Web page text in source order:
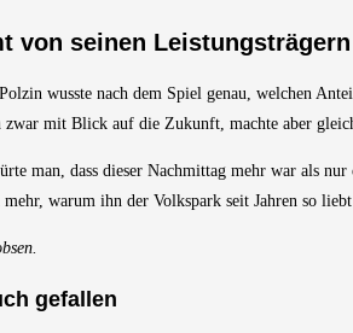
von seinen Leistungsträgern
wusste nach dem Spiel genau, welchen
zwar mit Blick auf die Zukunft, machte aber
man, dass dieser Nachmittag mehr war als
warum ihn der Volkspark seit Jahren so
gefallen